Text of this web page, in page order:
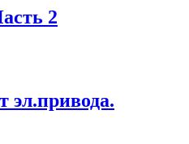
2
эл.привода.